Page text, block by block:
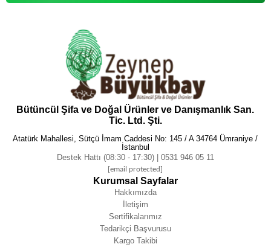
Bütüncül Şifa ve Doğal Ürünler ve Danışmanlık San.
Tic. Ltd. Şti.
Atatürk Mahallesi, Sütçü İmam Caddesi No: 145 / A 34764 Ümraniye /
İstanbul
Destek Hattı (08:30 - 17:30) | 0531 946 05 11
[email protected]
Kurumsal Sayfalar
Hakkımızda
İletişim
Sertifikalarımız
Tedarikçi Başvurusu
Kargo Takibi